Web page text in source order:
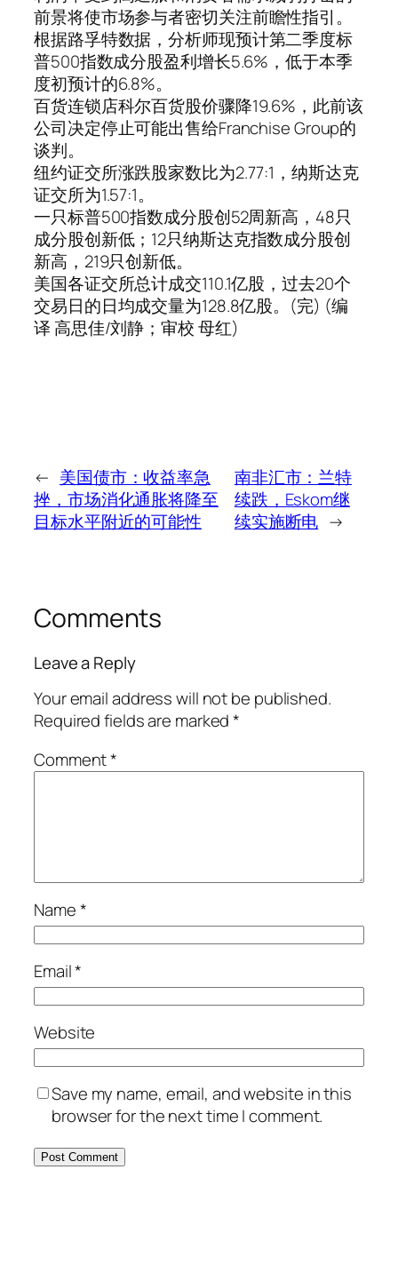
前景将使市场参与者密切关注前瞻性指引。
根据路孚特数据，分析师现预计第二季度标
普500指数成分股盈利增长5.6%，低于本季
度初预计的6.8%。
百货连锁店科尔百货股价骤降19.6%，此前该
公司决定停止可能出售给Franchise Group的
谈判。
纽约证交所涨跌股家数比为2.77:1，纳斯达克
证交所为1.57:1。
一只标普500指数成分股创52周新高，48只
成分股创新低；12只纳斯达克指数成分股创
新高，219只创新低。
美国各证交所总计成交110.1亿股，过去20个
交易日的日均成交量为128.8亿股。(完) (编
译 高思佳/刘静；审校 母红)
← 美国债市：收益率急
挫，市场消化通胀将降至
目标水平附近的可能性
南非汇市：兰特
续跌，Eskom继
续实施断电 →
Comments
Leave a Reply
Your email address will not be published.
Required fields are marked*
Comment*
Name*
Email*
Website
Save my name, email, and website in this
browser for the next time I comment.